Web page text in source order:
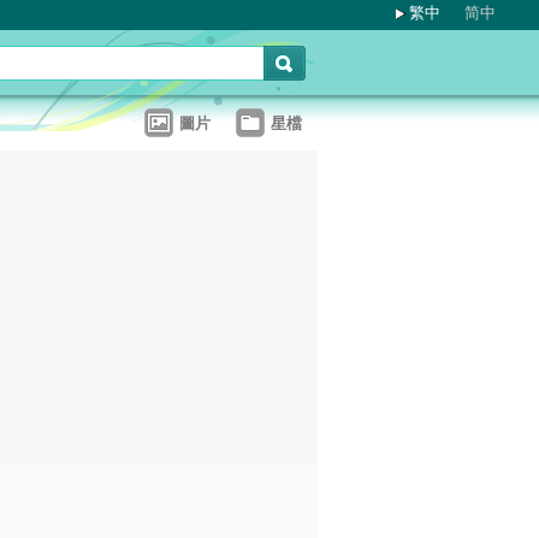
繁中 简中
圖片 星檔